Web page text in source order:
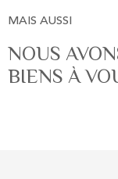
MAIS AUSSI
NOUS
BIENS À